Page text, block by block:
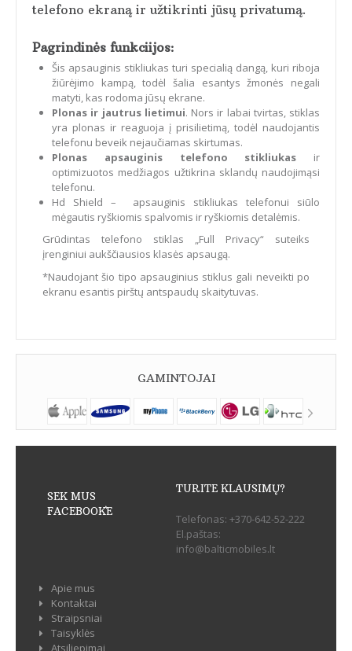
telefono ekraną ir užtikrinti jūsų privatumą.
Pagrindinės funkciijos:
Šis apsauginis stikliukas turi specialią dangą, kuri riboja
žiūrėjimo kampą, todėl šalia esantys žmonės negali
matyti, kas rodoma jūsų ekrane.
Plonas ir jautrus lietimui. Nors ir labai tvirtas, stiklas
yra plonas ir reaguoja į prisilietimą, todėl naudojantis
telefonu beveik nejaučiamas skirtumas.
Plonas apsauginis telefono stikliukas ir
optimizuotos medžiagos užtikrina sklandų naudojimąsi
telefonu.
Hd Shield – apsauginis stikliukas telefonui siūlo
mėgautis ryškiomis spalvomis ir ryškiomis detalėmis.
Grūdintas telefono stiklas „Full Privacy“ suteiks
įrenginiui aukščiausios klasės apsaugą.
*Naudojant šio tipo apsauginius stiklus gali neveikti po
ekranu esantis pirštų antspaudų skaitytuvas.
GAMINTOJAI
SEK MUS
FACEBOOK`E
TURITE KLAUSIMŲ?
Telefonas: +370-642-52-222
El.paštas:
info@balticmobiles.lt
Apie mus
Kontaktai
Straipsniai
Taisyklės
Atsiliepimai